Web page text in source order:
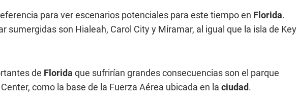
para ver escenarios potenciales para este tiempo en Florida.
sumergidas son Hialeah, Carol City y Miramar, al igual que la isla de Key
de Florida que sufrirían grandes consecuencias son el parque
como la base de la Fuerza Aérea ubicada en la ciudad.